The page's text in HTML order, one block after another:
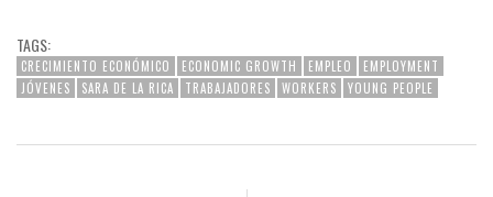
TAGS:
CRECIMIENTO ECONÓMICO ECONOMIC GROWTH EMPLEO
EMPLOYMENT
JÓVENES
SARA DE LA RICA TRABAJADORES WORKERS YOUNG PEOPLE